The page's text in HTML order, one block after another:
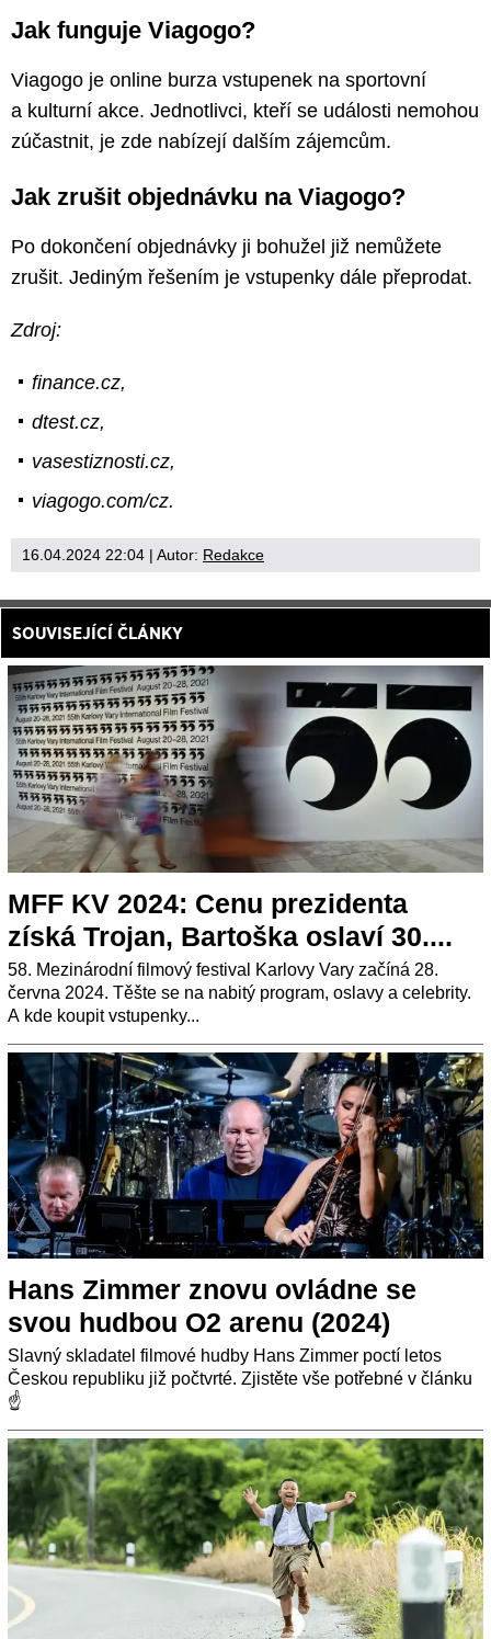
Jak funguje Viagogo?
Viagogo je online burza vstupenek na sportovní
a kulturní akce. Jednotlivci, kteří se události nemohou
zúčastnit, je zde nabízejí dalším zájemcům.
Jak zrušit objednávku na Viagogo?
Po dokončení objednávky ji bohužel již nemůžete
zrušit. Jediným řešením je vstupenky dále přeprodat.
Zdroj:
finance.cz,
dtest.cz,
vasestiznosti.cz,
viagogo.com/cz.
16.04.2024 22:04 | Autor: Redakce
SOUVISEJÍCÍ ČLÁNKY
MFF KV 2024: Cenu prezidenta
získá Trojan, Bartoška oslaví 30....
58. Mezinárodní filmový festival Karlovy Vary začíná 28.
června 2024. Těšte se na nabitý program, oslavy a celebrity.
A kde koupit vstupenky...
Hans Zimmer znovu ovládne se
svou hudbou O2 arenu (2024)
Slavný skladatel filmové hudby Hans Zimmer poctí letos
Českou republiku již počtvrté. Zjistěte vše potřebné v článku
☝